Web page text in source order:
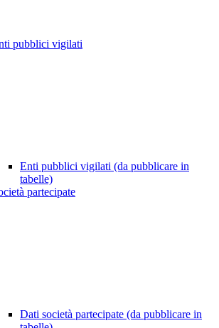
pubblici vigilati
Enti pubblici vigilati (da pubblicare in
tabelle)
partecipate
Dati società partecipate (da pubblicare in